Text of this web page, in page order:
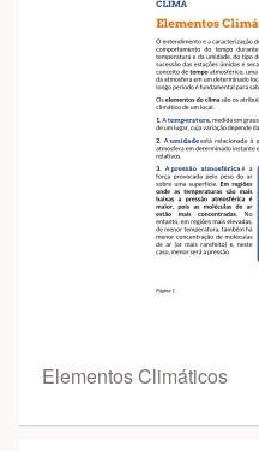
Elementos Climáticos